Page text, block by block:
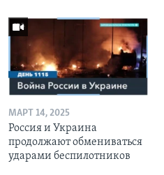
МАРТ 14, 2025
Россия и Украина
продолжают обмениваться
ударами беспилотников